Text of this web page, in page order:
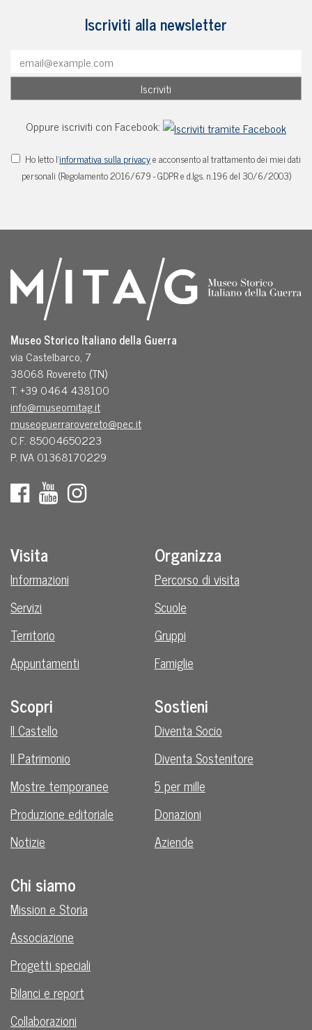
Iscriviti alla newsletter
Oppure iscriviti con Facebook:
Ho letto l'informativa sulla privacye acconsento al trattamento dei miei dati
personali (Regolamento 2016/679 - GDPR e d.lgs. n.196 del 30/6/2003)
Museo Storico Italiano della Guerra
via Castelbarco, 7
38068 Rovereto (TN)
T. +39 0464 438100
info@museomitag.it
museoguerrarovereto@pec.it
C.F. 85004650223
P. IVA 01368170229
Visita
Informazioni
Servizi
Territorio
Appuntamenti
Organizza
Percorso di visita
Scuole
Gruppi
Famiglie
Scopri
Il Castello
Il Patrimonio
Mostre temporanee
Produzione editoriale
Notizie
Sostieni
Diventa Socio
Diventa Sostenitore
5 per mille
Donazioni
Aziende
Chi siamo
Mission e Storia
Associazione
Progetti speciali
Bilanci e report
Collaborazioni